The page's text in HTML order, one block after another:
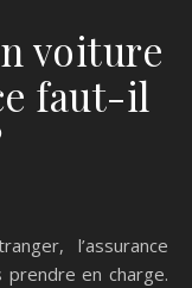
voiture
faut-il
en charge.